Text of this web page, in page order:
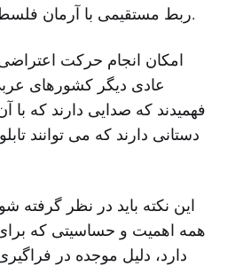
ربط مستقیمی با آرمان فلسطین نداشتند، مانند تونس.
امکان انجام حرکت
عادی دیگر کشورهای
فهمیدند که صدایی دارند که با
دستانی دارند که می توانند
این نکته باید در نظر گرفته
همه اهمیت و حساسیتی که
دارد، دلیل موجده در